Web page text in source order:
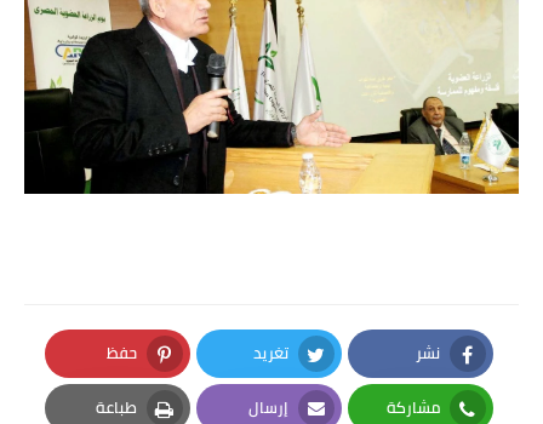
نشر
Facebook
تغريد
Twitter
حفظ
Pinterest
مشاركة إرسال طباعة